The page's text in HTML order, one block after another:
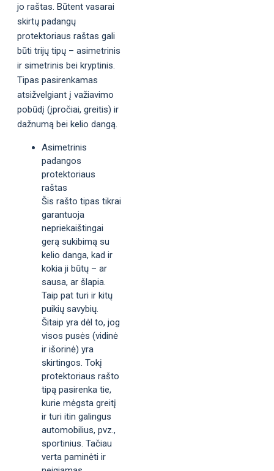
jo raštas. Būtent vasarai
skirtų padangų
protektoriaus raštas gali
būti trijų tipų – asimetrinis
ir simetrinis bei kryptinis.
Tipas pasirenkamas
atsižvelgiant į važiavimo
pobūdį (įpročiai, greitis) ir
dažnumą bei kelio dangą.
Asimetrinis
padangos
protektoriaus
raštas
Šis rašto tipas tikrai
garantuoja
nepriekaištingai
gerą sukibimą su
kelio danga, kad ir
kokia ji būtų – ar
sausa, ar šlapia.
Taip pat turi ir kitų
puikių savybių.
Šitaip yra dėl to, jog
visos pusės (vidinė
ir išorinė) yra
skirtingos. Tokį
protektoriaus rašto
tipą pasirenka tie,
kurie mėgsta greitį
ir turi itin galingus
automobilius, pvz.,
sportinius. Tačiau
verta paminėti ir